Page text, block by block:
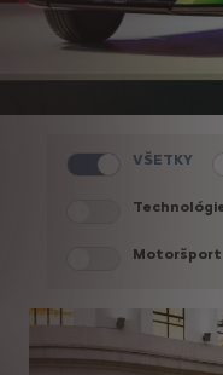
VŠETKY
Motoršport